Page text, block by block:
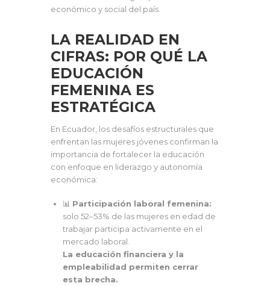
económico y social del país.
LA REALIDAD EN
CIFRAS: POR QUÉ LA
EDUCACIÓN
FEMENINA ES
ESTRATÉGICA
En Ecuador, los desafíos estructurales que
enfrentan las mujeres jóvenes confirman la
importancia de fortalecer la educación
con enfoque en liderazgo y autonomía
económica:
📊 Participación laboral femenina:
solo 52–53% de las mujeres en edad de
trabajar participa activamente en el
mercado laboral.
La educación financiera y la
empleabilidad permiten cerrar
esta brecha.